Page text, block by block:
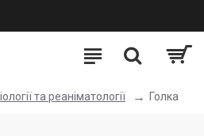
та реаніматології Голка